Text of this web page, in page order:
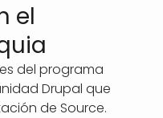
el
del programa
Drupal que
de Source.